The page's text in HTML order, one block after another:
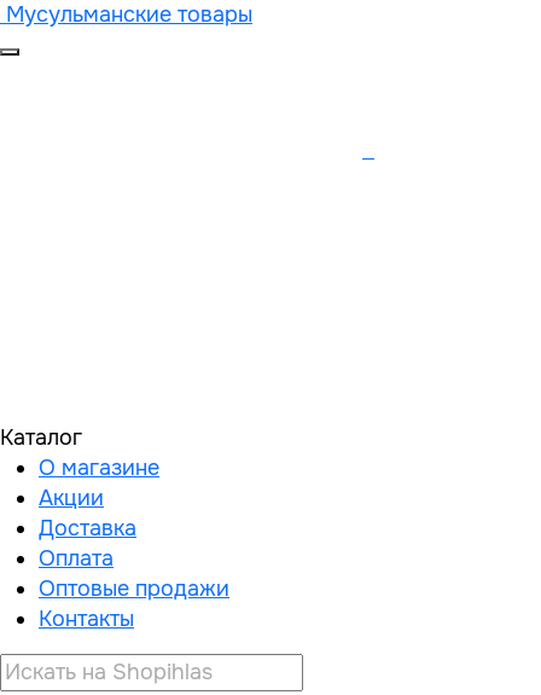
Мусульманские товары
Каталог
О магазине
Акции
Доставка
Оплата
Оптовые продажи
Контакты